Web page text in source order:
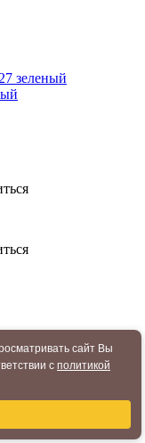
сайт Вы
с политикой